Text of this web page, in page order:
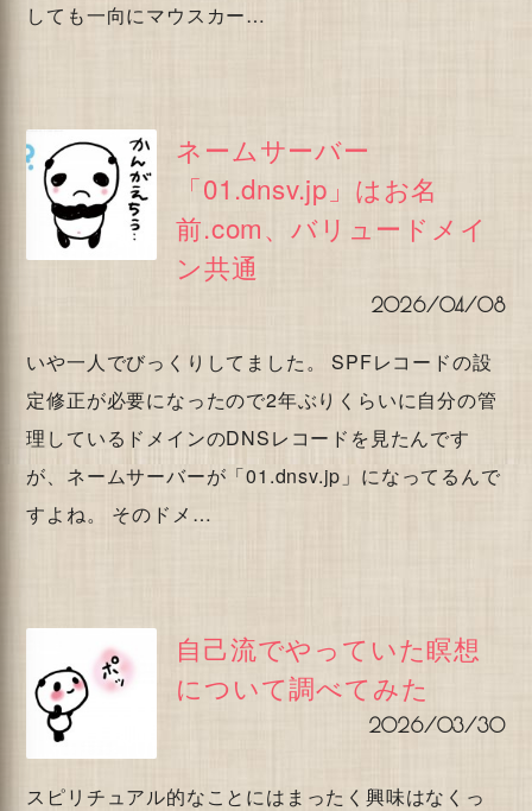
しても一向にマウスカー…
ネームサーバー
「01.dnsv.jp」はお名
前.com、バリュードメイ
ン共通
2026/04/08
いや一人でびっくりしてました。 SPFレコードの設
定修正が必要になったので2年ぶりくらいに自分の管
理しているドメインのDNSレコードを見たんです
が、ネームサーバーが「01.dnsv.jp」になってるんで
すよね。 そのドメ…
自己流でやっていた瞑想
について調べてみた
2026/03/30
スピリチュアル的なことにはまったく興味はなくっ